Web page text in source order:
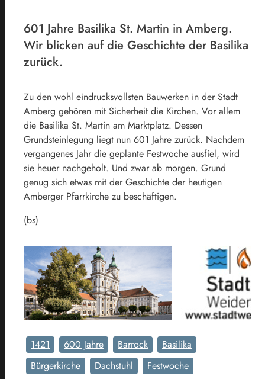
601 Jahre Basilika St. Martin in Amberg.
Wir blicken auf die Geschichte der Basilika
zurück.
Zu den wohl eindrucksvollsten Bauwerken in der Stadt
Amberg gehören mit Sicherheit die Kirchen. Vor allem
die Basilika St. Martin am Marktplatz. Dessen
Grundsteinlegung liegt nun 601 Jahre zurück. Nachdem
vergangenes Jahr die geplante Festwoche ausfiel, wird
sie heuer nachgeholt. Und zwar ab morgen. Grund
genug sich etwas mit der Geschichte der heutigen
Amberger Pfarrkirche zu beschäftigen.
(bs)
1421 600 Jahre Barrock
Basilika
Bürgerkirche
Dachstuhl
Festwoche